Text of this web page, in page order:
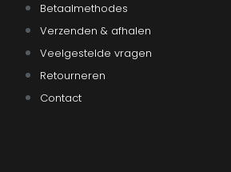
Betaalmethodes
Verzenden & afhalen
Veelgestelde vragen
Retourneren
Contact